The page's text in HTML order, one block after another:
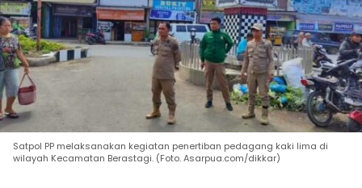
Satpol PP melaksanakan kegiatan penertiban pedagang kaki lima di
wilayah Kecamatan Berastagi. (Foto. Asarpua.com/dikkar)